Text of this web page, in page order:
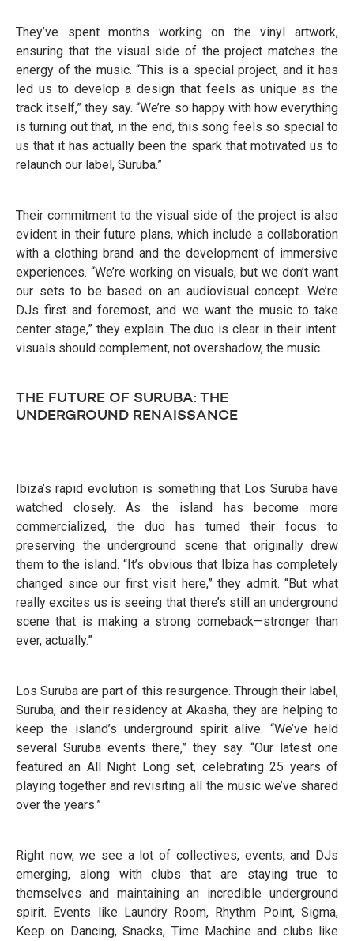
They’ve spent months working on the vinyl artwork,
ensuring that the visual side of the project matches the
energy of the music. “This is a special project, and it has
led us to develop a design that feels as unique as the
track itself,” they say. “We’re so happy with how everything
is turning out that, in the end, this song feels so special to
us that it has actually been the spark that motivated us to
relaunch our label, Suruba.”
Their commitment to the visual side of the project is also
evident in their future plans, which include a collaboration
with a clothing brand and the development of immersive
experiences. “We’re working on visuals, but we don’t want
our sets to be based on an audiovisual concept. We’re
DJs first and foremost, and we want the music to take
center stage,” they explain. The duo is clear in their intent:
visuals should complement, not overshadow, the music.
THE FUTURE OF SURUBA: THE
UNDERGROUND RENAISSANCE
Ibiza’s rapid evolution is something that Los Suruba have
watched closely. As the island has become more
commercialized, the duo has turned their focus to
preserving the underground scene that originally drew
them to the island. “It’s obvious that Ibiza has completely
changed since our first visit here,” they admit. “But what
really excites us is seeing that there’s still an underground
scene that is making a strong comeback—stronger than
ever, actually.”
Los Suruba are part of this resurgence. Through their label,
Suruba, and their residency at Akasha, they are helping to
keep the island’s underground spirit alive. “We’ve held
several Suruba events there,” they say. “Our latest one
featured an All Night Long set, celebrating 25 years of
playing together and revisiting all the music we’ve shared
over the years.”
Right now, we see a lot of collectives, events, and DJs
emerging, along with clubs that are staying true to
themselves and maintaining an incredible underground
spirit. Events like Laundry Room, Rhythm Point, Sigma,
Keep on Dancing, Snacks, Time Machine and clubs like